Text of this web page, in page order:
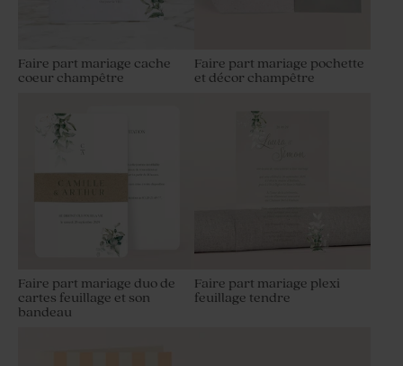
Faire part mariage cache
coeur champêtre
Faire part mariage pochette
et décor champêtre
Faire part mariage duo de
cartes feuillage et son
bandeau
Faire part mariage plexi
feuillage tendre